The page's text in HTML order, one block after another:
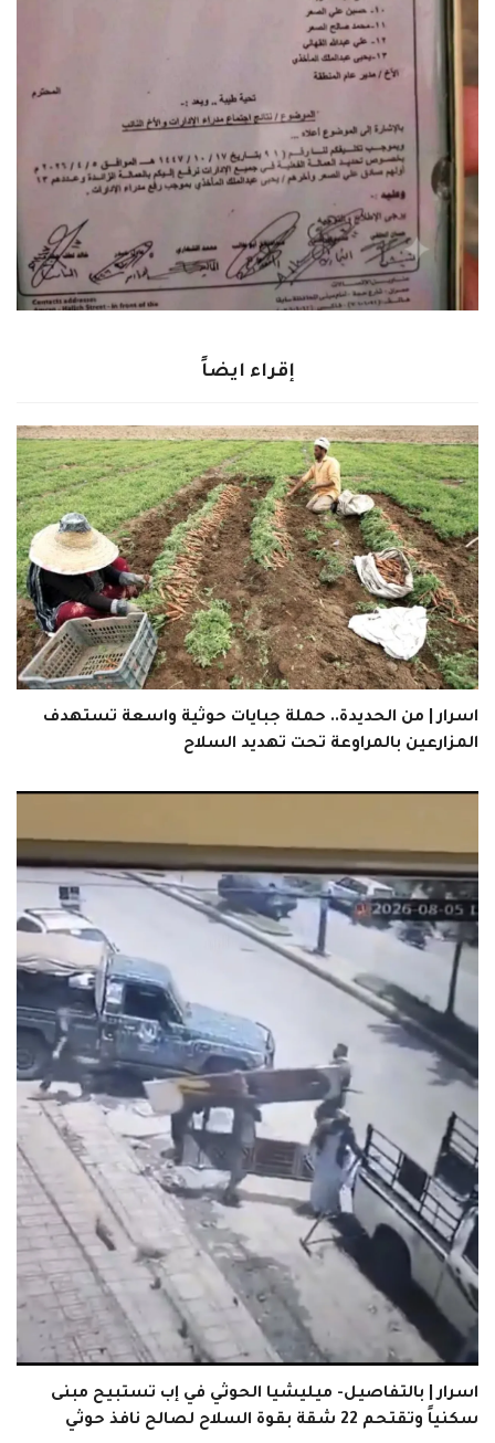
إقراء ايضاً
اسرار | من الحديدة.. حملة جبايات حوثية واسعة تستهدف
المزارعين بالمراوعة تحت تهديد السلاح
اسرار | بالتفاصيل- ميليشيا الحوثي في إب تستبيح مبنى
سكنياً وتقتحم 22 شقة بقوة السلاح لصالح نافذ حوثي